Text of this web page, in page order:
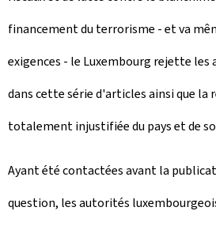
financement du terrorisme - et va
exigences - le Luxembourg rejette
dans cette série d'articles ainsi que la
totalement injustifiée du pays et de
Ayant été contactées avant la
question, les autorités